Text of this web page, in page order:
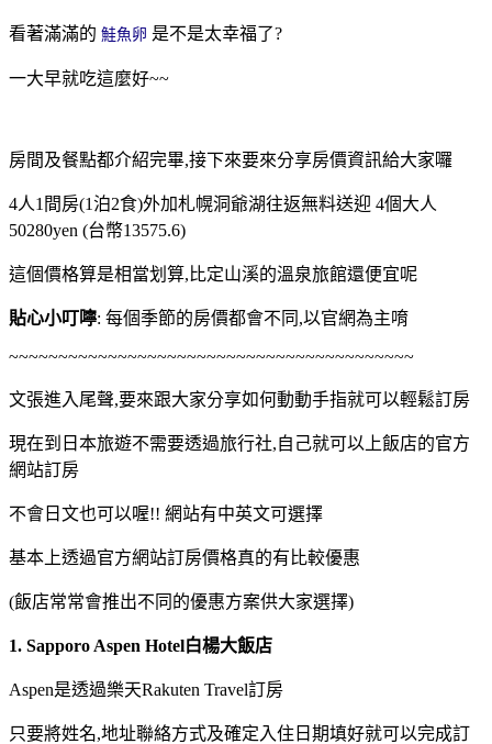
看著滿滿的 鮭魚卵 是不是太幸福了?
一大早就吃這麼好~~
房間及餐點都介紹完畢,接下來要來分享房價資訊給大家囉
4人1間房(1泊2食)外加札幌洞爺湖往返無料送迎 4個大人
50280yen (台幣13575.6)
這個價格算是相當划算,比定山溪的溫泉旅館還便宜呢
貼心小叮嚀: 每個季節的房價都會不同,以官網為主唷
~~~~~~~~~~~~~~~~~~~~~~~~~~~~~~~~~~~~~~~~~
文張進入尾聲,要來跟大家分享如何動動手指就可以輕鬆訂房
現在到日本旅遊不需要透過旅行社,自己就可以上飯店的官方
網站訂房
不會日文也可以喔!! 網站有中英文可選擇
基本上透過官方網站訂房價格真的有比較優惠
(飯店常常會推出不同的優惠方案供大家選擇)
1. Sapporo Aspen Hotel白楊大飯店
Aspen是透過樂天Rakuten Travel訂房
只要將姓名,地址聯絡方式及確定入住日期填好就可以完成訂